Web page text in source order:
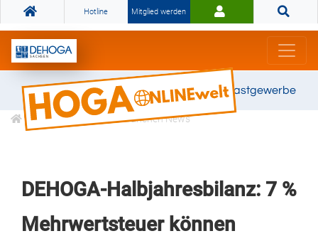
Hotline Mitglied werden
Gemeinsam stark für das Gastgewerbe
Informationen Branchen News
DEHOGA-Halbjahresbilanz: 7 %
Mehrwertsteuer können